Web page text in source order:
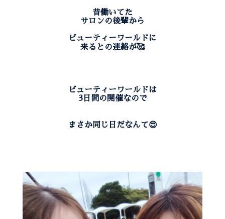
昔働いてた
サロンの後輩から
ビューティーワールドに
来るとの連絡が🥰
ビューティーワールドは
3日間の開催なので
まさか同じ日だなんて😍